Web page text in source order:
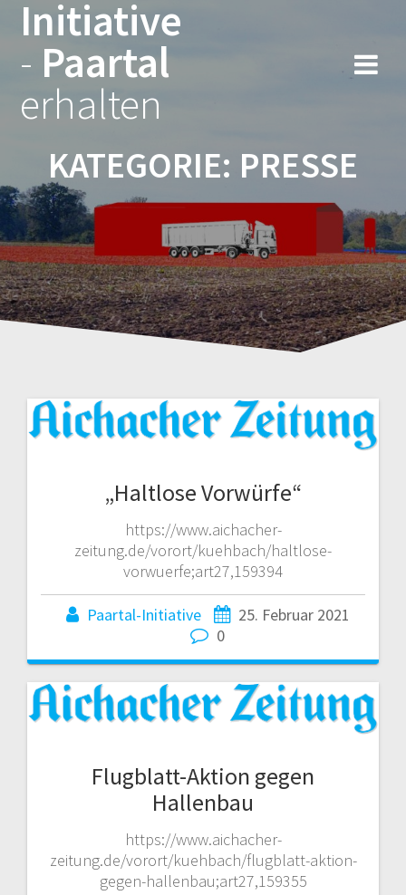
Initiative
- Paartal
erhalten
KATEGORIE: PRESSE
„Haltlose Vorwürfe“
https://www.aichacher-
zeitung.de/vorort/kuehbach/haltlose-
vorwuerfe;art27,159394
Paartal-Initiative
25. Februar 2021
0
Flugblatt-Aktion gegen
Hallenbau
https://www.aichacher-
zeitung.de/vorort/kuehbach/flugblatt-aktion-
gegen-hallenbau;art27,159355